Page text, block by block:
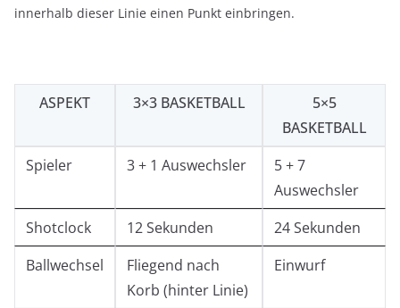
innerhalb dieser Linie einen Punkt einbringen.
ASPEKT 3×3 BASKETBALL
5×5
BASKETBALL
Spieler
3 + 1 Auswechsler
5 + 7
Auswechsler
Shotclock
12 Sekunden
24 Sekunden
Ballwechsel
Fliegend nach
Korb (hinter Linie)
Einwurf